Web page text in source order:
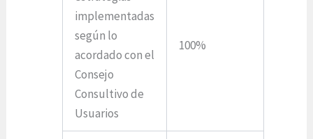
implementadas
según lo
acordado con el
Consejo
Consultivo de
Usuarios
100%